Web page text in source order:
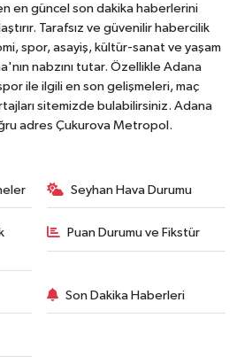
en güncel son dakika haberlerini
Tarafsız ve güvenilir habercilik
spor, asayiş, kültür-sanat ve yaşam
nabzını tutar. Özellikle Adana
ile ilgili en son gelişmeleri, maç
sitemizde bulabilirsiniz. Adana
adres Çukurova Metropol.
Seyhan Hava Durumu
Puan Durumu ve Fikstür
Son Dakika Haberleri